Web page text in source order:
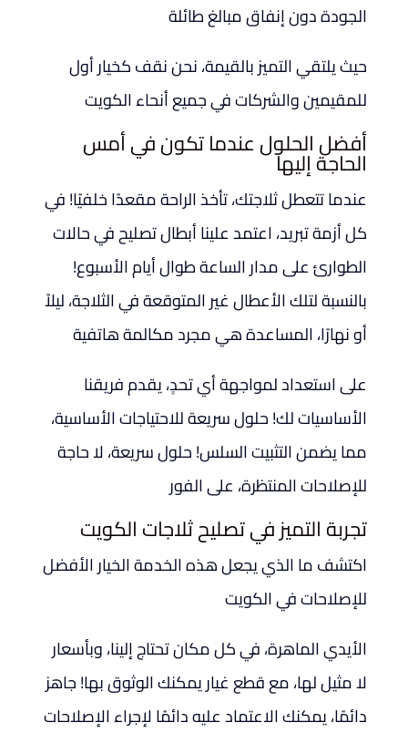
الجودة دون إنفاق مبالغ طائلة
حيث يلتقي التميز بالقيمة، نحن نقف كخيار أول
للمقيمين والشركات في جميع أنحاء الكويت
أفضل الحلول عندما تكون في أمس
الحاجة إليها
عندما تتعطل ثلاجتك، تأخذ الراحة مقعدًا خلفيًا! في
كل أزمة تبريد، اعتمد علينا أبطال تصليح في حالات
الطوارئ على مدار الساعة طوال أيام الأسبوع!
بالنسبة لتلك الأعطال غير المتوقعة في الثلاجة، ليلاً
أو نهارًا، المساعدة هي مجرد مكالمة هاتفية
على استعداد لمواجهة أي تحدٍ، يقدم فريقنا
الأساسيات لك! حلول سريعة للاحتياجات الأساسية،
مما يضمن التثبيت السلس! حلول سريعة، لا حاجة
للإصلاحات المنتظرة، على الفور
تجربة التميز في تصليح ثلاجات الكويت
اكتشف ما الذي يجعل هذه الخدمة الخيار الأفضل
للإصلاحات في الكويت
الأيدي الماهرة، في كل مكان تحتاج إلينا، وبأسعار
لا مثيل لها، مع قطع غيار يمكنك الوثوق بها! جاهز
دائمًا، يمكنك الاعتماد عليه دائمًا لإجراء الإصلاحات